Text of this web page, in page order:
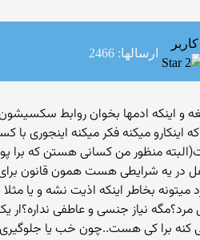
کاربر
ارسالها: 2466
و اینکه ادمها بخوان روابط
اینکارو میکنه فکر میکنه
منظور من کسانی هستن که برا
در یه شرایطی هست همون قانون
میتونه بخاطر اینکه اذیت نشه و یا
نیاز جنسی و عاطفی
کنه برا کی هست..چون خب یا جلوگیری